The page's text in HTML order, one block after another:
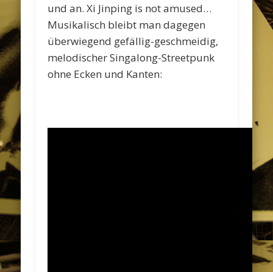
und an. Xi Jinping is not amused…
Musikalisch bleibt man dagegen
überwiegend gefällig-geschmeidig,
melodischer Singalong-Streetpunk
ohne Ecken und Kanten: